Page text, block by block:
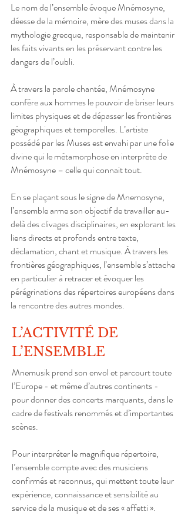
Le nom de l’ensemble évoque Mnémosyne,
déesse de la mémoire, mère des muses dans la
mythologie grecque, responsable de maintenir
les faits vivants en les préservant contre les
dangers de l’oubli.
À travers la parole chantée, Mnémosyne
confère aux hommes le pouvoir de briser leurs
limites physiques et de dépasser les frontières
géographiques et temporelles. L’artiste
possédé par les Muses est envahi par une folie
divine qui le métamorphose en interprète de
Mnémosyne – celle qui connait tout.
En se plaçant sous le signe de Mnemosyne,
l’ensemble arme son objectif de travailler au-
delà des clivages disciplinaires, en explorant les
liens directs et profonds entre texte,
déclamation, chant et musique. À travers les
frontières géographiques, l’ensemble s’attache
en particulier à retracer et évoquer les
pérégrinations des répertoires européens dans
la rencontre des autres mondes.
L’ACTIVITÉ DE
L’ENSEMBLE
Mnemusik prend son envol et parcourt toute
l’Europe - et même d’autres continents -
pour donner des concerts marquants, dans le
cadre de festivals renommés et d’importantes
scènes.
Pour interpréter le magnifique répertoire,
l’ensemble compte avec des musiciens
confirmés et reconnus, qui mettent toute leur
expérience, connaissance et sensibilité au
service de la musique et de ses « affetti ».